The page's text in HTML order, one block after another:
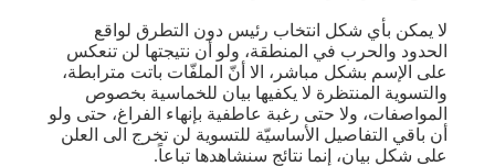
لا يمكن بأي شكل انتخاب رئيس دون التطرق لواقع
الحدود والحرب في المنطقة، ولو أن نتيجتها لن تنعكس
على الإسم بشكل مباشر، الا أنّ الملفّات باتت مترابطة،
والتسوية المنتظرة لا يكفيها بيان للخماسية بخصوص
المواصفات، ولا حتى رغبة عاطفية بإنهاء الفراغ، حتى ولو
أن باقي التفاصيل الأساسيّة للتسوية لن تخرج الى العلن
على شكل بيان، إنما نتائج سنشاهدها تباعاً.